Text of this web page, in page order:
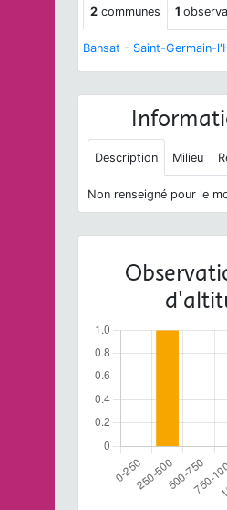
2 communes 1
Bansat - Saint-Germain-
Description Milieu
Non renseigné pour le